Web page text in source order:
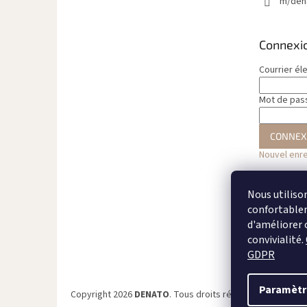
Nous
d'améliorer
convivialité.
GDPR
Courrier
Mot de
Nouvel
Copyright 2026 DENATO. Tous droits réservés.Modifier